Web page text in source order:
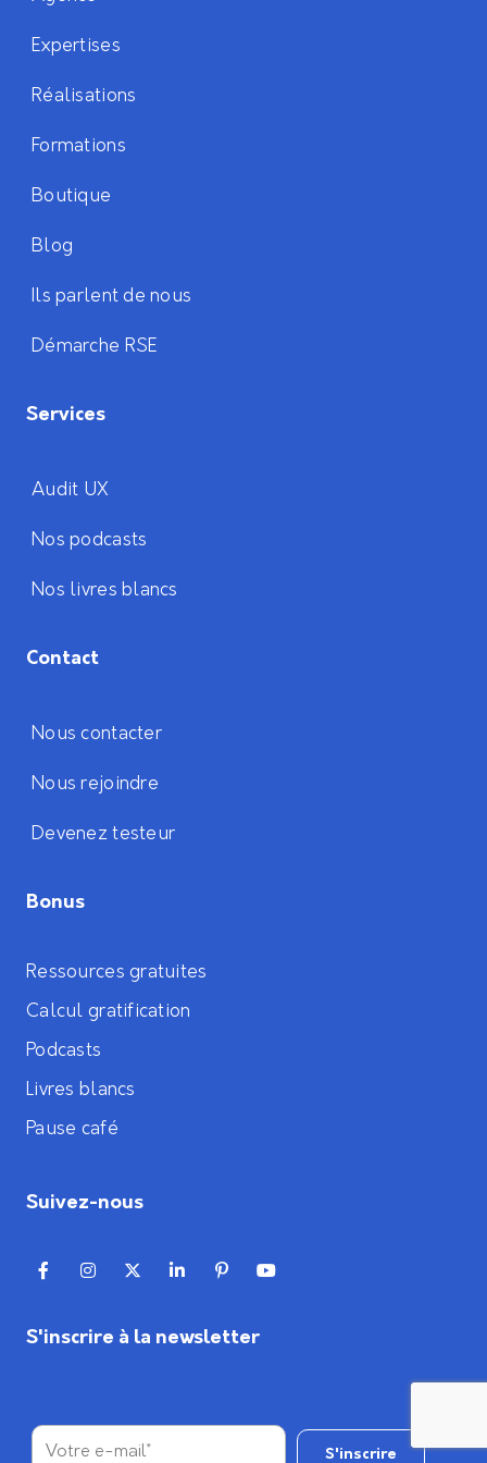
Expertises
Réalisations
Formations
Boutique
Blog
Ils parlent de nous
Démarche RSE
Services
Audit UX
Nos podcasts
Nos livres blancs
Contact
Nous contacter
Nous rejoindre
Devenez testeur
Bonus
Ressources gratuites
Calcul gratification
Podcasts
Livres blancs
Pause café
Suivez-nous
S'inscrire à la newsletter